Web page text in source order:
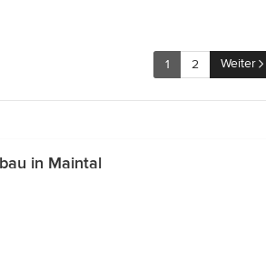
1 2 Weiter
in Maintal